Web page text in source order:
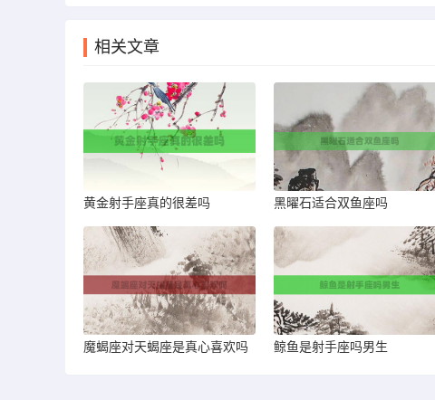
相关文章
黄金射手座真的很差吗 黑曜石适合双鱼座吗
魔蝎座对天蝎座是真心喜欢吗 鲸鱼是射手座吗男生